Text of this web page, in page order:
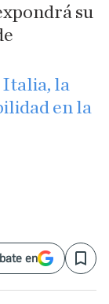
su
Italia, la
en la
en Save